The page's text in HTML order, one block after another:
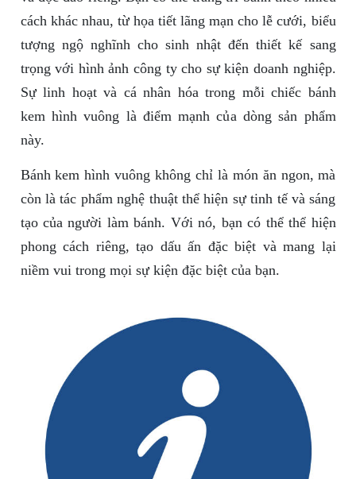
cách khác nhau, từ họa tiết lãng mạn cho lễ cưới, biểu
tượng ngộ nghĩnh cho sinh nhật đến thiết kế sang
trọng với hình ảnh công ty cho sự kiện doanh nghiệp.
Sự linh hoạt và cá nhân hóa trong mỗi chiếc bánh
kem hình vuông là điểm mạnh của dòng sản phẩm
này.
Bánh kem hình vuông không chỉ là món ăn ngon, mà
còn là tác phẩm nghệ thuật thể hiện sự tinh tế và sáng
tạo của người làm bánh. Với nó, bạn có thể thể hiện
phong cách riêng, tạo dấu ấn đặc biệt và mang lại
niềm vui trong mọi sự kiện đặc biệt của bạn.